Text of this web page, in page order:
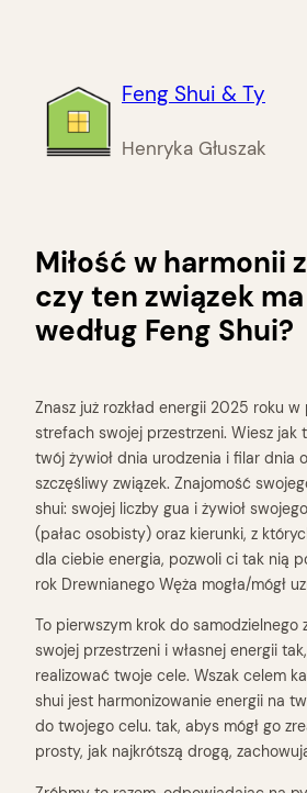
Feng Shui & Ty
Henryka Głuszak
Miłość w harmonii
czy ten związek
według Feng Shui?
Znasz już rozkład energii 2025 roku
strefach swojej przestrzeni. Wiesz jak
twój żywioł dnia urodzenia i filar dnia
szczęśliwy związek. Znajomość
shui: swojej liczby gua i żywioł
(pałac osobisty) oraz kierunki, z
dla ciebie energia, pozwoli ci tak nią
rok Drewnianego Węża mogła/mógł
To pierwszym krok do samodzielnego
swojej przestrzeni i własnej energii
realizować twoje cele. Wszak celem
shui jest harmonizowanie energii na
do twojego celu. tak, abys mógł go
prosty, jak najkrótszą drogą,